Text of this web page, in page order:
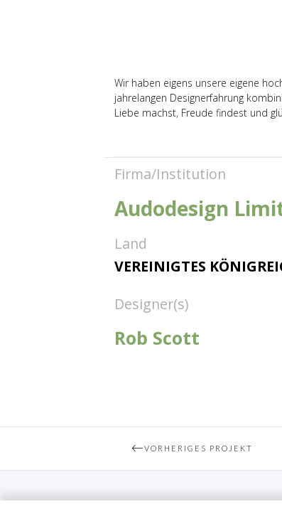
Wir haben eigens unsere eigene
jahrelangen Designerfahrung
Liebe machst, Freude findest und
Firma/Institution
Audodesign
Land
VEREINIGTES
Designer(s)
Rob Scott
VORHERIGES PROJEKT